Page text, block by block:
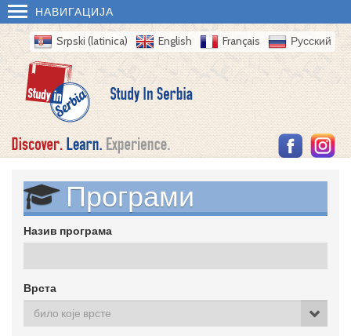
НАВИГАЦИЈА
Srpski (latinica) English Français Русский
Програми
Назив програма
Врста
било које врсте